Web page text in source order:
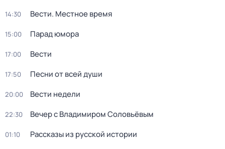
14:30 Вести. Местное время
15:00 Парад юмора
17:00 Вести
17:50 Песни от всей души
20:00 Вести недели
22:30 Вечер с Владимиром Соловьёвым
01:10 Рассказы из русской истории